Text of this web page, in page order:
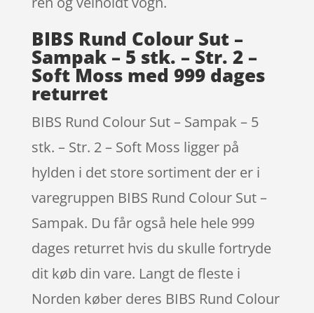
BIBS Rund Colour Sut –
Sampak – 5 stk. – Str. 2 –
Soft Moss med 999 dages
returret
BIBS Rund Colour Sut – Sampak – 5
stk. – Str. 2 – Soft Moss ligger på
hylden i det store sortiment der er i
varegruppen BIBS Rund Colour Sut –
Sampak. Du får også hele hele 999
dages returret hvis du skulle fortryde
dit køb din vare. Langt de fleste i
Norden køber deres BIBS Rund Colour